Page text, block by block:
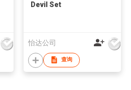
Devil Set
怡达公司
查询